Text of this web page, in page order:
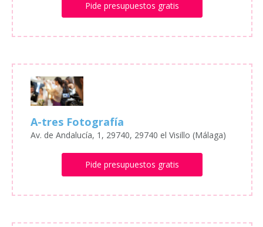
Pide presupuestos gratis
A-tres Fotografía
Av. de Andalucía, 1, 29740, 29740 el Visillo (Málaga)
Pide presupuestos gratis